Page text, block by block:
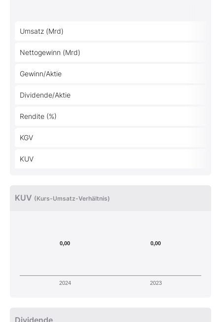
Umsatz (Mrd)
Nettogewinn (Mrd)
Gewinn/Aktie
Dividende/Aktie
Rendite (%)
KGV
KUV
KUV (Kurs-Umsatz-Verhältnis)
0,00 0,00
2024 2023
Dividende